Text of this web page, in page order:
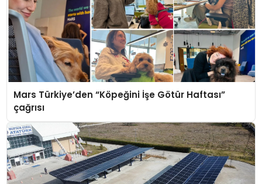
Mars Türkiye’den “Köpeğini İşe Götür Haftası”
çağrısı